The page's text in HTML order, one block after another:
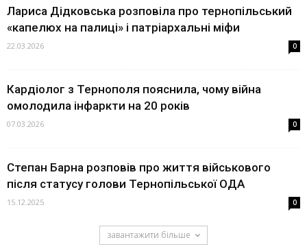
Лариса Дідковська розповіла про тернопільський
«капелюх на палиці» і патріархальні міфи
22.03.2026 0
Кардіолог з Тернополя пояснила, чому війна
омолодила інфаркти на 20 років
07.03.2026 0
Степан Барна розповів про життя військового
після статусу голови Тернопільської ОДА
15.12.2025 0
завантажити більше